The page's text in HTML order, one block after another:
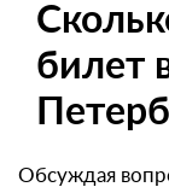
билет
Обсуждая